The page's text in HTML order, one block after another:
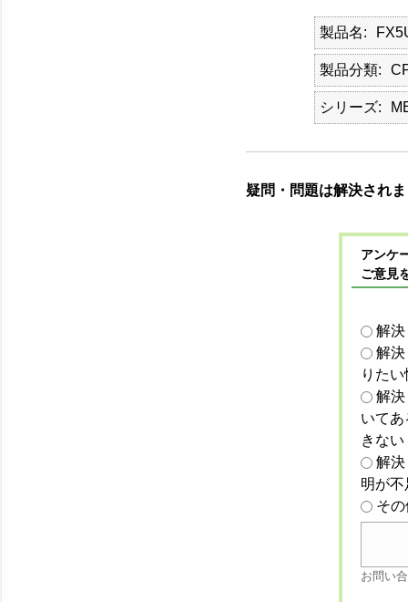
製品名
製品分類
シリーズ
疑問・問題は解決され
アンケ
ご意見
解
解
りた
解
いて
きない
解
明が
そ
お問い